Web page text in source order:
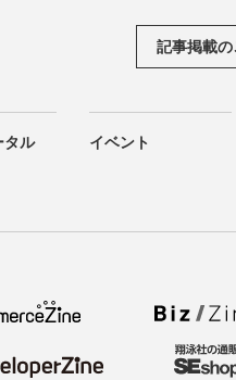
記事掲載
タル イベント